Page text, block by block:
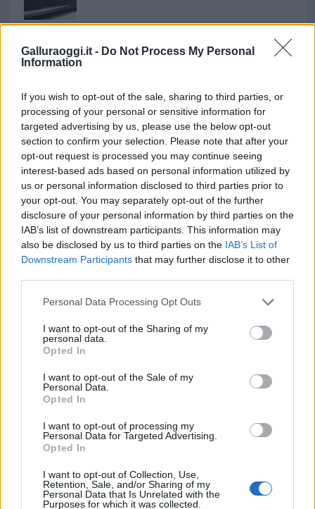
Galluraoggi.it - Do Not Process My Personal
Information
If you wish to opt-out of the sale, sharing to third parties, or
processing of your personal or sensitive information for
targeted advertising by us, please use the below opt-out
section to confirm your selection. Please note that after your
opt-out request is processed you may continue seeing
interest-based ads based on personal information utilized by
us or personal information disclosed to third parties prior to
your opt-out. You may separately opt-out of the further
disclosure of your personal information by third parties on the
IAB’s list of downstream participants. This information may
also be disclosed by us to third parties on the IAB’s List of
Downstream Participants that may further disclose it to other
Please note that this website/app uses one or more Google
not limited to your visit or usage behaviour. You may click to
grant or deny consent to Google and its third-party tags to
use your data for below specified purposes in below Google
consent section.
Personal Data Processing Opt Outs
I want to opt-out of the Sharing of my
personal data.
Opted In
I want to opt-out of the Sale of my
Personal Data.
Opted In
I want to opt-out of processing my
Personal Data for Targeted Advertising.
Opted In
I want to opt-out of Collection, Use,
Retention, Sale, and/or Sharing of my
Personal Data that Is Unrelated with the
Purposes for which it was collected.
protagonisti
Test tunnel Olbia: rampe chiuse ancora fino a
fine agosto
Aggius conquista la classifica delle mete più
amate dell’estate 2026
NECROLOGIE
Mario Malu
Paolo Pinna